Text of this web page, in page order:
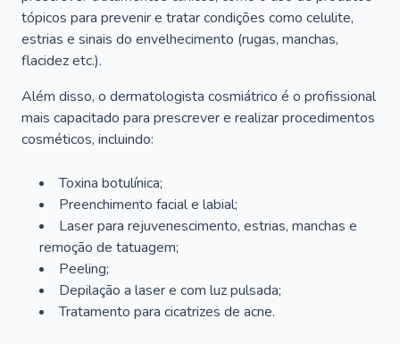
tópicos para prevenir e tratar condições como celulite,
estrias e sinais do envelhecimento (rugas, manchas,
flacidez etc.).
Além disso, o dermatologista cosmiátrico é o profissional
mais capacitado para prescrever e realizar procedimentos
cosméticos, incluindo:
Toxina botulínica;
Preenchimento facial e labial;
Laser para rejuvenescimento, estrias, manchas e
remoção de tatuagem;
Peeling;
Depilação a laser e com luz pulsada;
Tratamento para cicatrizes de acne.